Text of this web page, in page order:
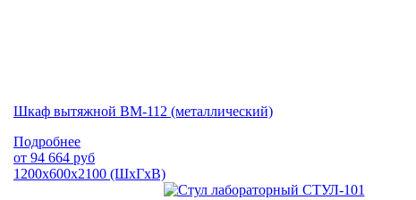
Шкаф вытяжной ВМ-112 (металлический)
Подробнее
от 94 664 руб
1200х600х2100 (ШхГхВ)